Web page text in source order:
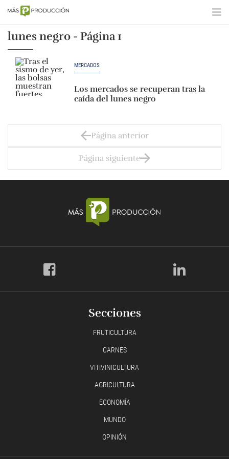
lunes negro - Página 1
MERCADOS
Los mercados se recuperan tras la
caída del lunes negro
Página anterior
Página siguiente
Secciones
FRUTICULTURA
CARNES
VITIVINICULTURA
AGRICULTURA
ECONOMÍA
MUNDO
OPINIÓN